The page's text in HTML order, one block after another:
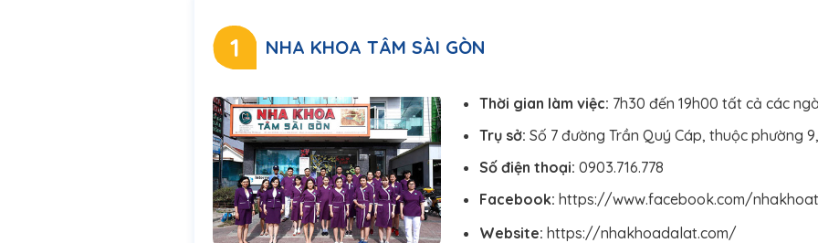
1 NHA KHOA TÂM SÀI GÒN
Thời gian làm việc: 7h30 đến 19h00 tất cả các
Trụ sở: Số 7 đường Trần Quý Cáp, thuộc phường
Số điện thoại: 0903.716.778
Facebook: https://www.facebook.com/
Website: https://nhakhoadalat.com/